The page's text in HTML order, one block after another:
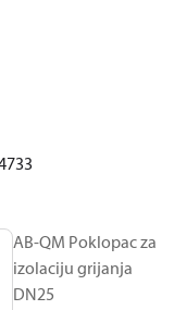
AB-QM Poklopac za
izolaciju grijanja
DN25